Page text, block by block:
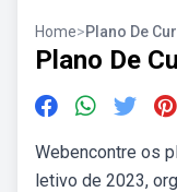
Home>Plano De
Plano De
Webencontre os
letivo de 2023,